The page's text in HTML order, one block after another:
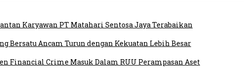
Karyawan PT Matahari Sentosa Jaya Terabaikan
Bersatu Ancam Turun dengan Kekuatan Lebih Besar
Financial Crime Masuk Dalam RUU Perampasan Aset